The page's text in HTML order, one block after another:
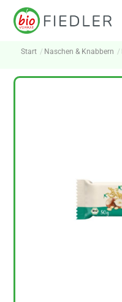
Skip
Start Naschen & Knabbern